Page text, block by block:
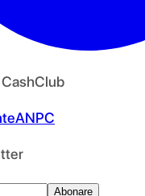
CashClub
ANPC
Abonare